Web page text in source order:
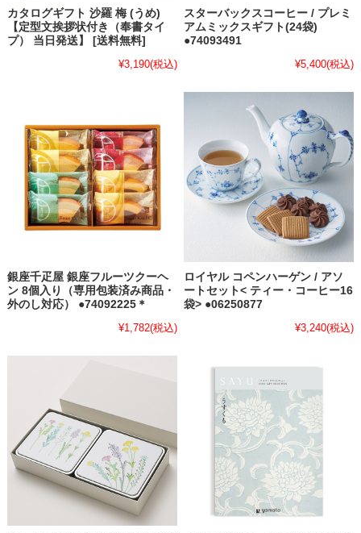
カタログギフト 沙羅 梅 (うめ)
【定型文挨拶状付き（奉書タイ
プ） 当日発送】 [送料無料]
¥3,190(税込)
スターバックスコーヒー / プレミ
アムミックスギフト(24袋)
●74093491
¥5,400(税込)
銀座千疋屋 銀座フルーツクーヘ
ン 8個入り（専用包装済み商品・
外のし対応） ●74092225＊
¥1,782(税込)
ロイヤル コペンハーゲン / アソ
ートセット< ティー・コーヒー16
袋> ●06250877
¥3,240(税込)